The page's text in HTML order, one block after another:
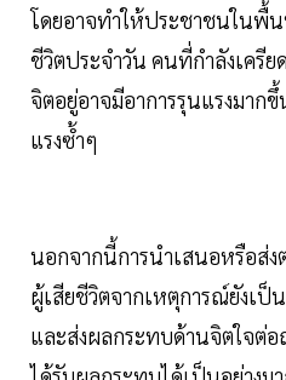
โดยอาจทำให้ประชาชนในพื้น
ชีวิตประจำวัน คนที่กำลังเครี
จิตอยู่อาจมีอาการรุนแรงมาก
แรงซ้ำๆ
นอกจากนี้การนำเสนอหรือส่
ผู้เสียชีวิตจากเหตุการณ์ยังเป็
และส่งผลกระทบด้านจิตใจต่